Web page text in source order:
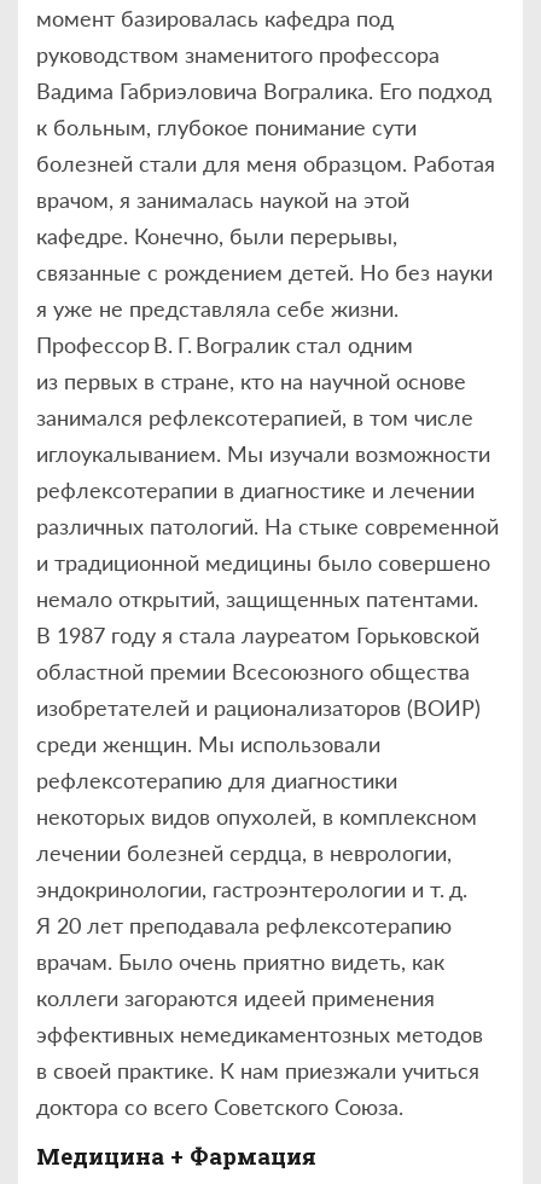
момент базировалась кафедра под
руководством знаменитого профессора
Вадима Габриэловича Вогралика. Его подход
к больным, глубокое понимание сути
болезней стали для меня образцом. Работая
врачом, я занималась наукой на этой
кафедре. Конечно, были перерывы,
связанные с рождением детей. Но без науки
я уже не представляла себе жизни.
Профессор В. Г. Вогралик стал одним
из первых в стране, кто на научной основе
занимался рефлексотерапией, в том числе
иглоукалыванием. Мы изучали возможности
рефлексотерапии в диагностике и лечении
различных патологий. На стыке современной
и традиционной медицины было совершено
немало открытий, защищенных патентами.
В 1987 году я стала лауреатом Горьковской
областной премии Всесоюзного общества
изобретателей и рационализаторов (ВОИР)
среди женщин. Мы использовали
рефлексотерапию для диагностики
некоторых видов опухолей, в комплексном
лечении болезней сердца, в неврологии,
эндокринологии, гастроэнтерологии и т. д.
Я 20 лет преподавала рефлексотерапию
врачам. Было очень приятно видеть, как
коллеги загораются идеей применения
эффективных немедикаментозных методов
в своей практике. К нам приезжали учиться
доктора со всего Советского Союза.
Медицина + Фармация